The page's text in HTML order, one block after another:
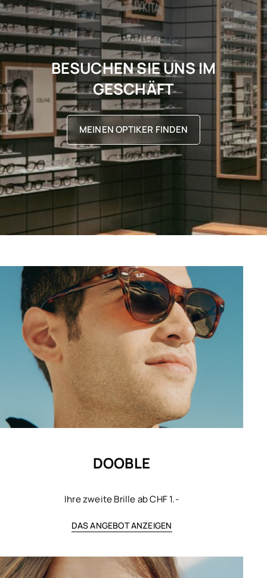
BESUCHEN SIE UNS IM
GESCHÄFT
MEINEN OPTIKER FINDEN
DOOBLE
Ihre zweite Brille ab CHF 1.-
DAS ANGEBOT ANZEIGEN